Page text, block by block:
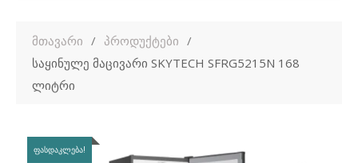
მთავარი
პროდუქტები
საყინულე მაცივარი SKYTECH SFRG5215N 168
ლიტრი
ᲤᲐᲡᲓᲐᲙᲚᲔᲑᲐ!